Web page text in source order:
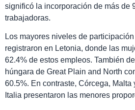
significó la incorporación de más de
trabajadoras.
Los mayores niveles de
registraron en Letonia, donde las
62.4% de estos empleos. También
húngara de Great Plain and North
60.5%. En contraste, Córcega, Malta
Italia presentaron las menores